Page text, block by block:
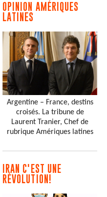
OPINION AMÉRIQUES
LATINES
Argentine – France, destins
croisés. La tribune de
Laurent Tranier, Chef de
rubrique Amériques latines
IRAN C'EST UNE
RÉVOLUTION!